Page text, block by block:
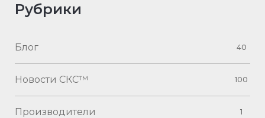
Рубрики
Блог 40
Новости СКС™ 100
Производители 1